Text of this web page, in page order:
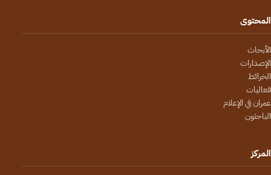
المحتوى
الأبحاث
الإصدارات
الخرائط
فعاليات
عمران في الإعلام
الباحثون
المركز